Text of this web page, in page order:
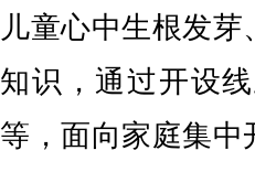
儿童心中生根发
知识，通过开设
等，面向家庭集